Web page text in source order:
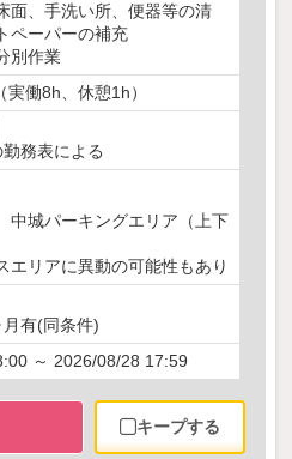
面、手洗い所、便器等の清
ペーパーの補充
別作業
働8h、休憩1h）
務表による
城パーキングエリア（上下
エリアに異動の可能性もあり
有(同条件)
～ 2026/08/28 17:59
キープする